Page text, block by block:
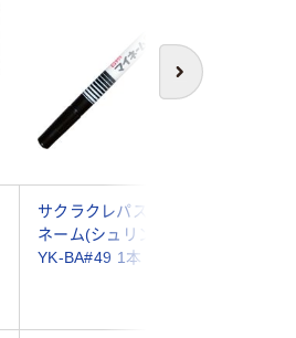
次へ
サクラクレパス マイ
ネーム(シュリンク)黒
YK-BA#49 1本